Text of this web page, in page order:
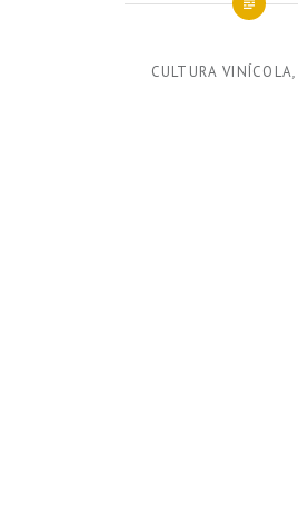
CULTURA VINÍCOLA,